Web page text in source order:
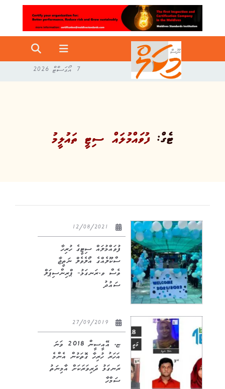
7 އޯގަސްޓް 2026
ޓެގް:ފުވައްމުލައް ސިޓީ ތައުލީމު
ފުވައްމުލައް ސިޓީގެ ހުރިހާ
ސްކޫލެއްގެ އޯލެވެލް ނަތީޖާ
ވެސް ވ.ރަނގަޅު- ޕްރިންސިޕަލް
ސައުދު
ޏ. އޭއީސީން 2018 ވަނަ
އަހަރު ހުރިހާ ގޮތަކުން އެންމެ
ރަނގަޅު ދަރިވަރަކަށް އާމިނަތު
ސަމްހާ